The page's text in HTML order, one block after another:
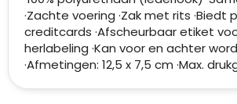
·Zachte voering ·Zak met rits ·Biedt
creditcards ·Afscheurbaar etiket
herlabeling ·Kan voor en achter
·Afmetingen: 12,5 x 7,5 cm ·Max.